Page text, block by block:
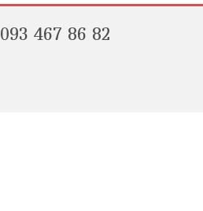
093 467 86 82